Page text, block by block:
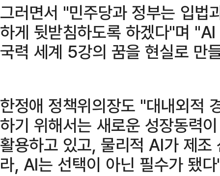
그러면서 "민주당과 정부는 입법
하게 뒷받침하도록 하겠다"며
국력 세계 5강의 꿈을 현실로 만
한정애 정책위의장도 "대내외적
하기 위해서는 새로운 성장동력
활용하고 있고, 물리적 AI가 제
라, AI는 선택이 아닌 필수가 됐